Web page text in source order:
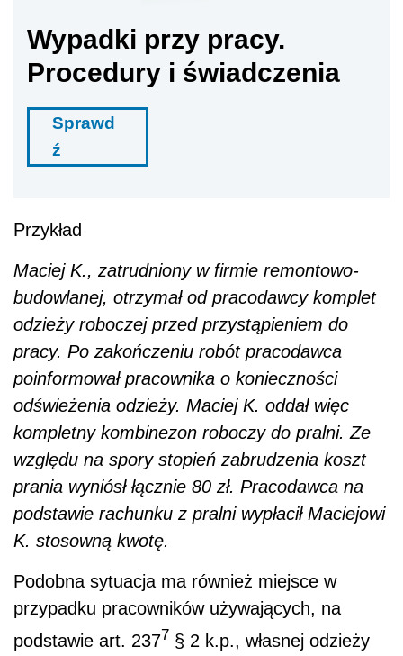
Wypadki przy pracy.
Procedury i świadczenia
Sprawd
ź
Przykład
Maciej K., zatrudniony w firmie remontowo-
budowlanej, otrzymał od pracodawcy komplet
odzieży roboczej przed przystąpieniem do
pracy. Po zakończeniu robót pracodawca
poinformował pracownika o konieczności
odświeżenia odzieży. Maciej K. oddał więc
kompletny kombinezon roboczy do pralni. Ze
względu na spory stopień zabrudzenia koszt
prania wyniósł łącznie 80 zł. Pracodawca na
podstawie rachunku z pralni wypłacił Maciejowi
K. stosowną kwotę.
Podobna sytuacja ma również miejsce w
przypadku pracowników używających, na
podstawie art. 2377 § 2 k.p., własnej odzieży